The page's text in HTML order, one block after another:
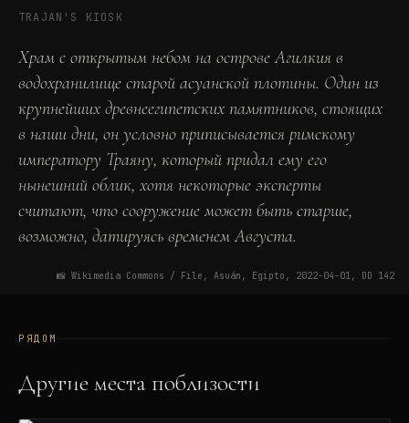
TRAJAN'S KIOSK
Храм с открытым небом на острове Агилкия в
водохранилище старой асуанской плотины. Один из
крупнейших древнеегипетских памятников, стоящих
в наши дни, он условно приписывается римскому
императору Траяну, который придал ему его
нынешний облик, хотя некоторые эксперты
считают, что сооружение может быть старше,
возможно, датируясь временем Августа.
📸 Wikimedia Commons / File, Asuán, Egipto, 2022-04-01, DD 142
РЯДОМ
Другие места поблизости